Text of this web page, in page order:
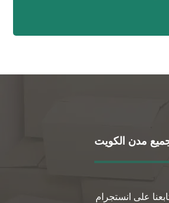
مدن الكويت
على انستجرام